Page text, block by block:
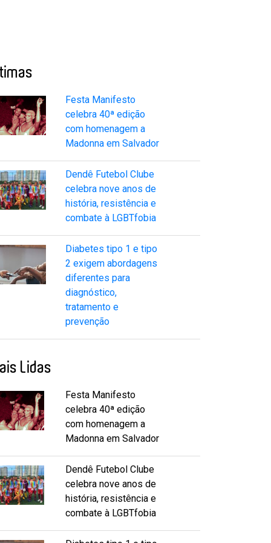
Festa Manifesto
celebra 40ª edição
com homenagem a
Madonna em Salvador
Dendê Futebol Clube
celebra nove anos de
história, resistência e
combate à LGBTfobia
Diabetes tipo 1 e tipo
2 exigem abordagens
diferentes para
diagnóstico,
tratamento e
prevenção
Lidas
Festa Manifesto
celebra 40ª edição
com homenagem a
Madonna em Salvador
Dendê Futebol Clube
celebra nove anos de
história, resistência e
combate à LGBTfobia